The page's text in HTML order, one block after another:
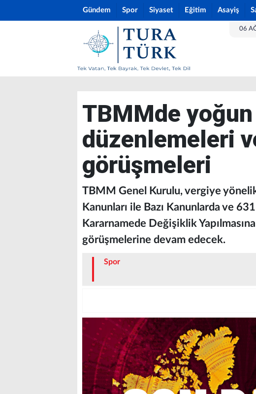
Gündem Spor Siyaset Eğitim Asayiş
06
TBMMde
düzenlemeleri
görüşmeleri
TBMM Genel Kurulu, vergiye
Kanunları ile Bazı Kanunlarda ve
Kararnamede Değişiklik
görüşmelerine devam edecek.
Spor